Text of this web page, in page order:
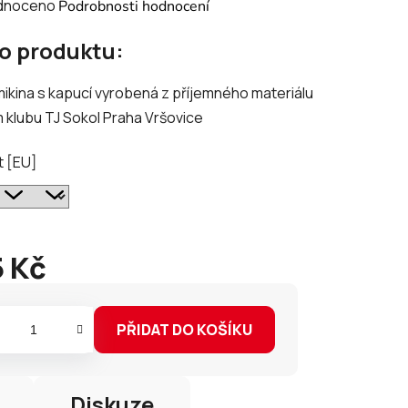
Podrobnosti hodnocení
produktu:
s kapucí vyrobená z příjemného materiálu
klubu TJ Sokol Praha Vršovice
[EU]
Kč
PŘIDAT DO KOŠÍKU